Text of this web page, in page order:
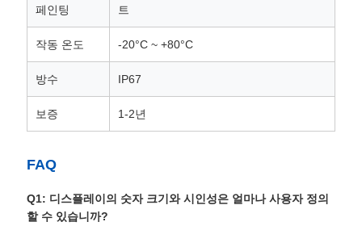
페인팅
트
작동 온도 -20°C ~ +80°C
방수 IP67
보증 1-2년
FAQ
Q1: 디스플레이의 숫자 크기와 시인성은 얼마나 사용자 정의
할 수 있습니까?